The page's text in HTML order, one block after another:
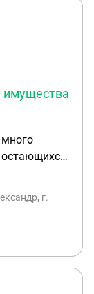
имущества
остающихся
в натуре.
г.